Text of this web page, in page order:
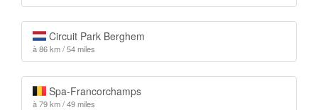
Circuit Park Berghem
à 86 km / 54 miles
Spa-Francorchamps
à 79 km / 49 miles